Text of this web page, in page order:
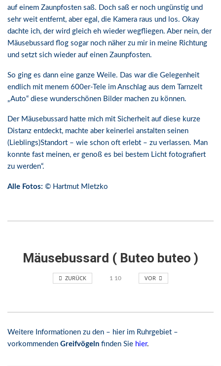
auf einem Zaunpfosten saß. Doch saß er noch ungünstig und
sehr weit entfernt, aber egal, die Kamera raus und los. Okay
dachte ich, der wird gleich eh wieder wegfliegen. Aber nein, der
Mäusebussard flog sogar noch näher zu mir in meine Richtung
und setzt sich wieder auf einen Zaunpfosten.
So ging es dann eine ganze Weile. Das war die Gelegenheit
endlich mit menem 600er-Tele im Anschlag aus dem Tarnzelt
„Auto“ diese wunderschönen Bilder machen zu können.
Der Mäusebussard hatte mich mit Sicherheit auf diese kurze
Distanz entdeckt, machte aber keinerlei anstalten seinen
(Lieblings)Standort – wie schon oft erlebt – zu verlassen. Man
konnte fast meinen, er genoß es bei bestem Licht fotografiert
zu werden“.
Alle Fotos: © Hartmut Mletzko
Mäusebussard ( Buteo buteo )
ZURÜCK 1 10 VOR
Weitere Informationen zu den – hier im Ruhrgebiet –
vorkommenden Greifvögeln finden Sie hier.